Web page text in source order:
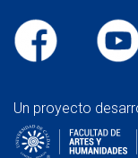
Un proyecto